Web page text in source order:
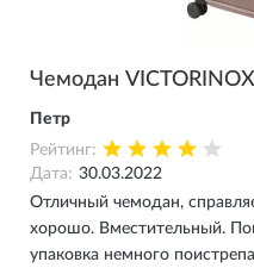
Чемодан
Петр
Рейтинг:
Дата: 30.03.2022
Отличный чемодан,
хорошо. Вместительный.
упаковка немного